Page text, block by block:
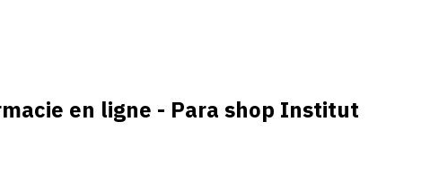
en ligne - Para shop Institut